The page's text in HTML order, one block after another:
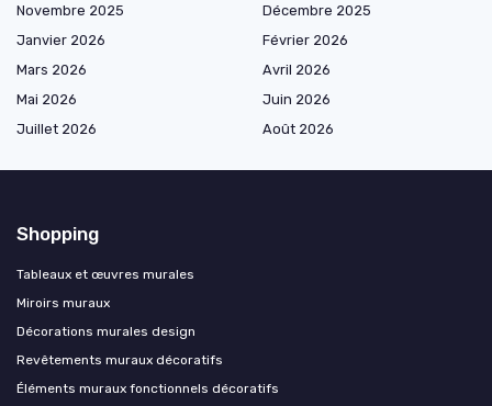
Novembre 2025
Décembre 2025
Janvier 2026
Février 2026
Mars 2026
Avril 2026
Mai 2026
Juin 2026
Juillet 2026
Août 2026
Shopping
Tableaux et œuvres murales
Miroirs muraux
Décorations murales design
Revêtements muraux décoratifs
Éléments muraux fonctionnels décoratifs